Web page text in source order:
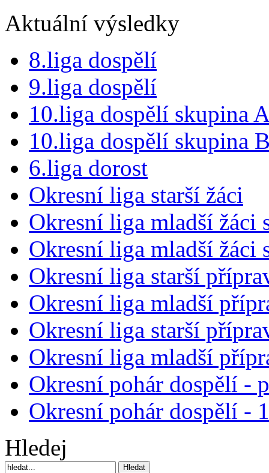
Aktuální výsledky
8.liga dospělí
9.liga dospělí
10.liga dospělí skupina
10.liga dospělí skupina
6.liga dorost
Okresní liga starší žáci
Okresní liga mladší žáci
Okresní liga mladší žáci
Okresní liga starší
Okresní liga mladší
Okresní liga starší
Okresní liga mladší
Okresní pohár dospělí -
Okresní pohár dospělí -
Hledej